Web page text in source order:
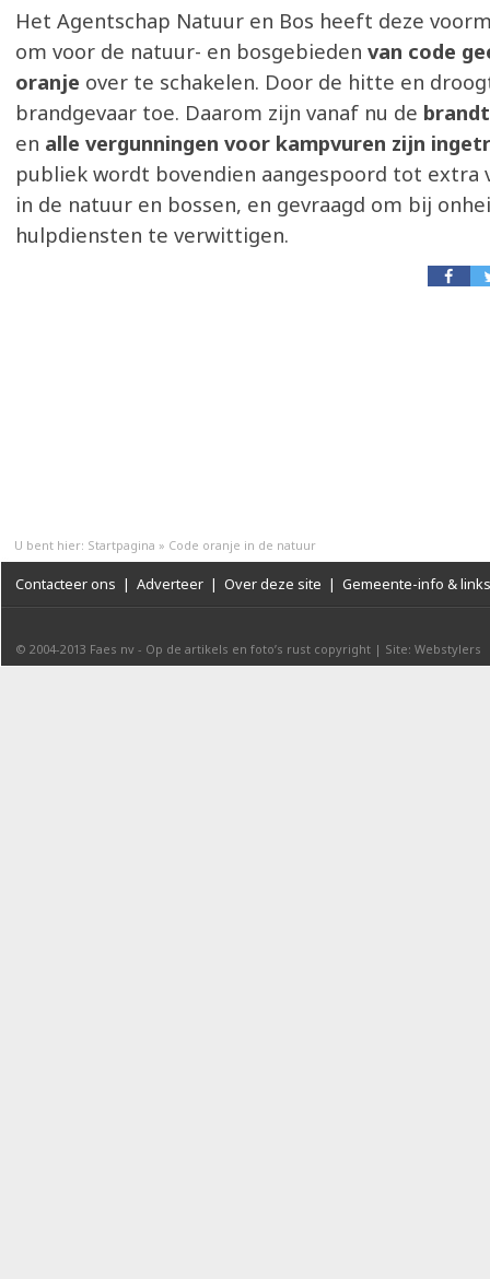
Het Agentschap Natuur en Bos heeft deze
om voor de natuur- en bosgebieden van code
oranje over te schakelen. Door de hitte en
brandgevaar toe. Daarom zijn vanaf nu de
en alle vergunningen voor kampvuren zijn
publiek wordt bovendien aangespoord tot extra
in de natuur en bossen, en gevraagd om bij
hulpdiensten te verwittigen.
U bent hier: Startpagina » Code oranje in de natuur
Contacteer ons | Adverteer | Over deze site | Gemeente-info & links
© 2004-2013 Faes nv - Op de artikels en foto’s rust copyright | Site: Webstylers